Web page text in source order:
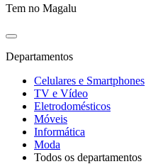
Tem no Magalu
Departamentos
Celulares e Smartphones
TV e Vídeo
Eletrodomésticos
Móveis
Informática
Moda
Todos os departamentos